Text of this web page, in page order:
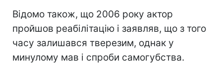
Відомо також, що 2006 року актор
пройшов реабілітацію і заявляв, що з того
часу залишався тверезим, однак у
минулому мав і спроби самогубства.